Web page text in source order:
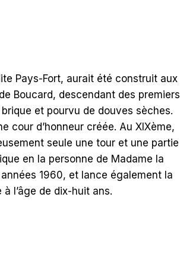
Pays-Fort, aurait été construit aux
Boucard, descendant des premiers
et pourvu de douves sèches.
cour d’honneur créée. Au XIXème,
seule une tour et une partie
en la personne de Madame la
1960, et lance également la
l’âge de dix-huit ans.